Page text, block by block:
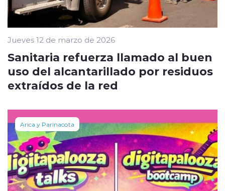
Jueves 12 de marzo de 2026
Sanitaria refuerza llamado al buen
uso del alcantarillado por residuos
extraídos de la red
Arica y Parinacota